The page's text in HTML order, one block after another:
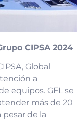
CIPSA 2024
Global
a
equipos. GFL se
más de 20
pesar de la